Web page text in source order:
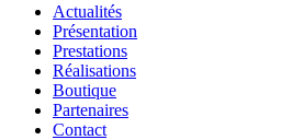
Actualités
Présentation
Prestations
Réalisations
Boutique
Partenaires
Contact